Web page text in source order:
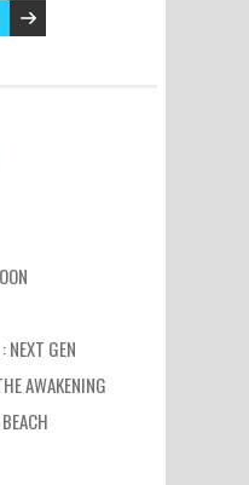
NEXT GEN
AWAKENING